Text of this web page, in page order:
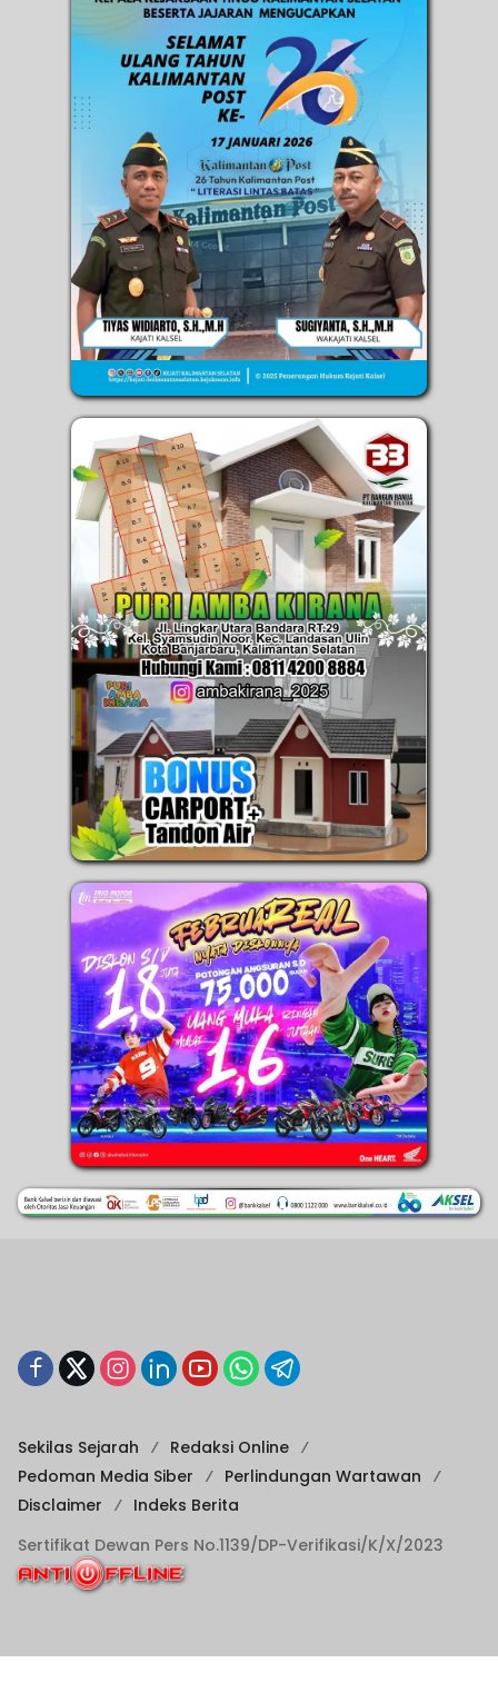
Sekilas Sejarah
Redaksi Online
Pedoman Media Siber
Perlindungan Wartawan
Disclaimer
Indeks Berita
Sertifikat Dewan Pers No.1139/DP-Verifikasi/K/X/2023